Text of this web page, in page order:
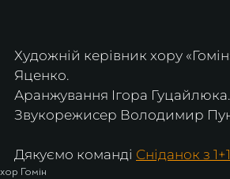
Художній керівник хору
Яценко.
Аранжування Ігора Гуцайлюка.
Звукорежисер Володимир
Дякуємо команді Сніданок з 1+1
хор Гомін